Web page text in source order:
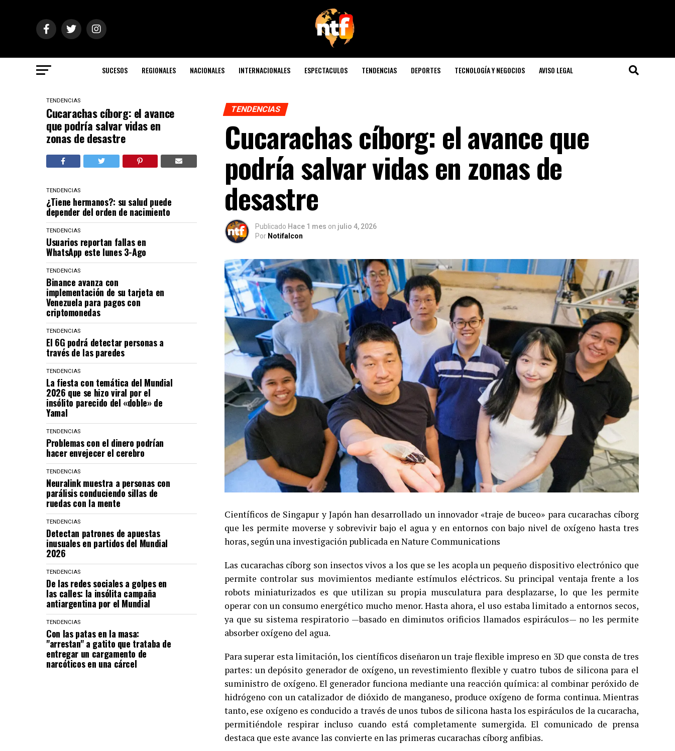
SUCESOS REGIONALES NACIONALES INTERNACIONALES ESPECTACULOS TENDENCIAS DEPORTES TECNOLOGÍA Y NEGOCIOS AVISO LEGAL
TENDENCIAS
Сucarachas cíborg: el avance
que podría salvar vidas en
zonas de desastre
TENDENCIAS
¿Tiene hermanos?: su salud puede
depender del orden de nacimiento
TENDENCIAS
Usuarios reportan fallas en
WhatsApp este lunes 3-Ago
TENDENCIAS
Binance avanza con
implementación de su tarjeta en
Venezuela para pagos con
criptomonedas
TENDENCIAS
El 6G podrá detectar personas a
través de las paredes
TENDENCIAS
La fiesta con temática del Mundial
2026 que se hizo viral por el
insólito parecido del «doble» de
Yamal
TENDENCIAS
Problemas con el dinero podrían
hacer envejecer el cerebro
TENDENCIAS
Neuralink muestra a personas con
parálisis conduciendo sillas de
ruedas con la mente
TENDENCIAS
Detectan patrones de apuestas
inusuales en partidos del Mundial
2026
TENDENCIAS
De las redes sociales a golpes en
las calles: la insólita campaña
antiargentina por el Mundial
TENDENCIAS
Con las patas en la masa:
"arrestan" a gatito que trataba de
entregar un cargamento de
narcóticos en una cárcel
TENDENCIAS
Сucarachas cíborg: el avance que
podría salvar vidas en zonas de
desastre
Publicado Hace 1 mes on julio 4, 2026
Por Notifalcon
Científicos de Singapur y Japón han desarrollado un innovador «traje de buceo» para cucarachas cíborg
que les permite moverse y sobrevivir bajo el agua y en entornos con bajo nivel de oxígeno hasta tres
horas, según una investigación publicada en Nature Communications
Las cucarachas cíborg son insectos vivos a los que se les acopla un pequeño dispositivo electrónico que
permite controlar sus movimientos mediante estímulos eléctricos. Su principal ventaja frente a los
robots miniaturizados es que utilizan su propia musculatura para desplazarse, lo que les permite
operar con un consumo energético mucho menor. Hasta ahora, el uso estaba limitado a entornos secos,
ya que su sistema respiratorio —basado en diminutos orificios llamados espiráculos— no les permite
absorber oxígeno del agua.
Para superar esta limitación, los científicos diseñaron un traje flexible impreso en 3D que consta de tres
partes: un depósito generador de oxígeno, un revestimiento flexible y cuatro tubos de silicona para el
suministro de oxígeno. El generador funciona mediante una reacción química: al combinar peróxido de
hidrógeno con un catalizador de dióxido de manganeso, produce oxígeno de forma continua. Mientras
tanto, ese oxígeno es conducido a través de unos tubos de silicona hasta los espiráculos de la cucaracha,
permitiéndole respirar incluso cuando está completamente sumergida. El comunicado de prensa
destaca que este avance las convierte en las primeras cucarachas cíborg anfibias.